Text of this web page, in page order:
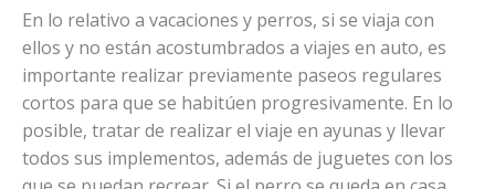
En lo relativo a vacaciones y perros, si se viaja con
ellos y no están acostumbrados a viajes en auto, es
importante realizar previamente paseos regulares
cortos para que se habitúen progresivamente. En lo
posible, tratar de realizar el viaje en ayunas y llevar
todos sus implementos, además de juguetes con los